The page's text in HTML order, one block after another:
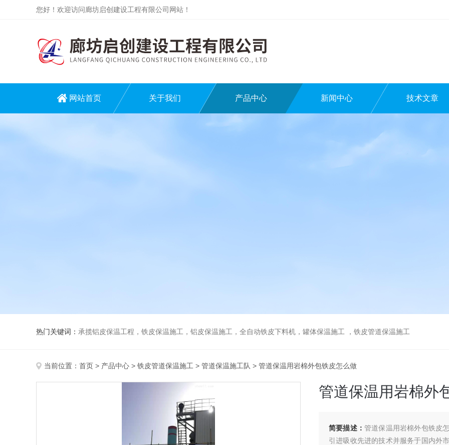
您好！欢迎访问廊坊启创建设工程有限公司网站！
网站首页 关于我们 产品中心 新闻中心 技术文章
热门关键词： 承揽铝皮保温工程，铁皮保温施工，铝皮保温施工，全自动铁皮下料机，罐体保温施工 ，铁皮管道保温施工
当前位置： 首页 > 产品中心 > 铁皮管道保温施工 > 管道保温施工队 > 管道保温用岩棉外包铁皮怎么做
管道保温用岩棉外
简要描述： 管道保温用岩棉外包铁皮
引进吸收先进的技术并服务于国内外